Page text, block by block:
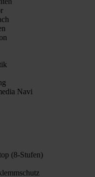
Navi
(8-Stufen)